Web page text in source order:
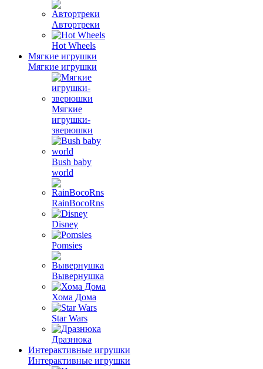
Автортреки
Hot Wheels
Мягкие игрушки
Мягкие игрушки
Мягкие
игрушки-
зверюшки
Bush baby
world
RainBocoRns
Disney
Pomsies
Вывернушка
Хома Дома
Star Wars
Дразнюка
Интерактивные игрушки
Интерактивные игрушки